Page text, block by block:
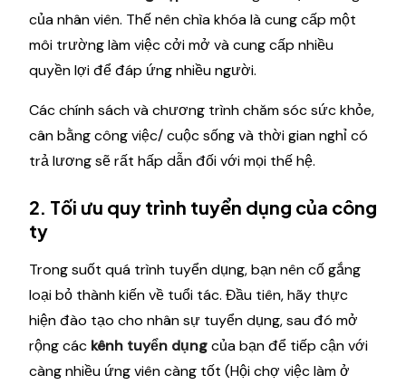
của nhân viên. Thế nên chìa khóa là cung cấp một
môi trường làm việc cởi mở và cung cấp nhiều
quyền lợi để đáp ứng nhiều người.
Các chính sách và chương trình chăm sóc sức khỏe,
cân bằng công việc/ cuộc sống và thời gian nghỉ có
trả lương sẽ rất hấp dẫn đối với mọi thế hệ.
2. Tối ưu quy trình tuyển dụng của công
ty
Trong suốt quá trình tuyển dụng, bạn nên cố gắng
loại bỏ thành kiến ​​về tuổi tác. Đầu tiên, hãy thực
hiện đào tạo cho nhân sự tuyển dụng, sau đó mở
rộng các kênh tuyển dụngcủa bạn để tiếp cận với
càng nhiều ứng viên càng tốt (Hội chợ việc làm ở